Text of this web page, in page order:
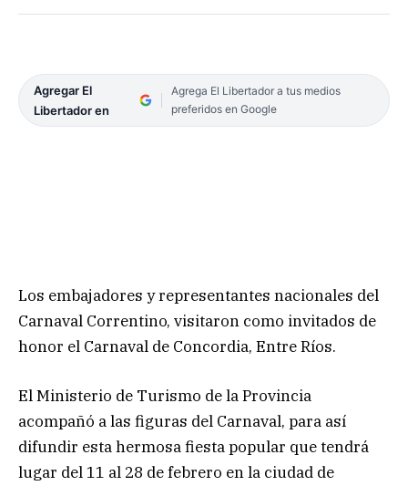
Agregar El
Libertador en
Agrega El Libertador a tus medios
preferidos en Google
Los embajadores y representantes nacionales del
Carnaval Correntino, visitaron como invitados de
honor el Carnaval de Concordia, Entre Ríos.
El Ministerio de Turismo de la Provincia
acompañó a las figuras del Carnaval, para así
difundir esta hermosa fiesta popular que tendrá
lugar del 11 al 28 de febrero en la ciudad de